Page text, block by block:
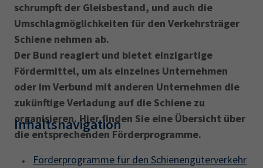
schrumpft der Gleisbestand, und auch die
Umschlagmöglichkeiten für den Verkehrsträger
Schiene nehmen ab.
Der Bund reagiert und bietet einzigartige
Fördermittel, um als einzelnes Unternehmen
oder im Verbund mit anderen Unternehmen die
zukünftige Verladung auf die Schiene zu
organisieren. Hier finden Sie eine Übersicht über
die entsprechenden Förderprogramme.
Inhaltsnavigation
Förderprogramme für den Schienengüterverkehr